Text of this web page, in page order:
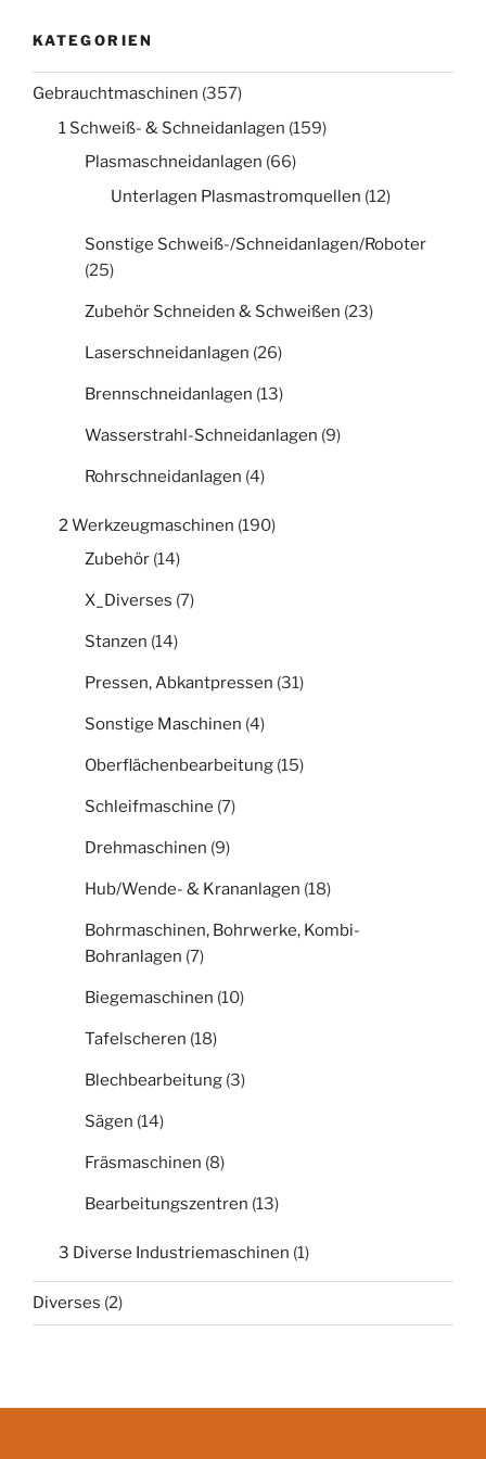
KATEGORIEN
Gebrauchtmaschinen (357)
1 Schweiß- & Schneidanlagen (159)
Plasmaschneidanlagen (66)
Unterlagen Plasmastromquellen (12)
Sonstige Schweiß-/Schneidanlagen/Roboter
(25)
Zubehör Schneiden & Schweißen (23)
Laserschneidanlagen (26)
Brennschneidanlagen (13)
Wasserstrahl-Schneidanlagen (9)
Rohrschneidanlagen (4)
2 Werkzeugmaschinen (190)
Zubehör (14)
X_Diverses (7)
Stanzen (14)
Pressen, Abkantpressen (31)
Sonstige Maschinen (4)
Oberflächenbearbeitung (15)
Schleifmaschine (7)
Drehmaschinen (9)
Hub/Wende- & Krananlagen (18)
Bohrmaschinen, Bohrwerke, Kombi-
Bohranlagen (7)
Biegemaschinen (10)
Tafelscheren (18)
Blechbearbeitung (3)
Sägen (14)
Fräsmaschinen (8)
Bearbeitungszentren (13)
3 Diverse Industriemaschinen (1)
Diverses (2)